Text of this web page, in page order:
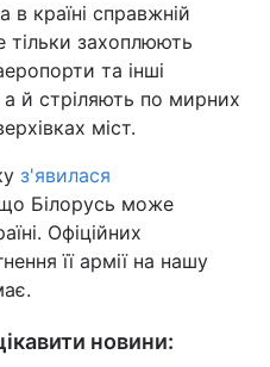
в країні справжній
тільки захоплюють
та інші
а й стріляють по мирних
міст.
з'явилася
Білорусь може
Офіційних
її армії на нашу
новини: